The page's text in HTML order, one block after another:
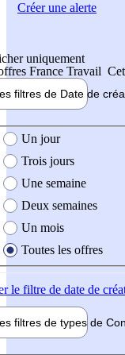
uniquement
France Travail
filtres de Date de
création de l'offre
Un jour
Trois jours
Une semaine
Deux semaines
Un mois
Toutes les offres
le filtre de date de
filtres de types de
Créer une alerte